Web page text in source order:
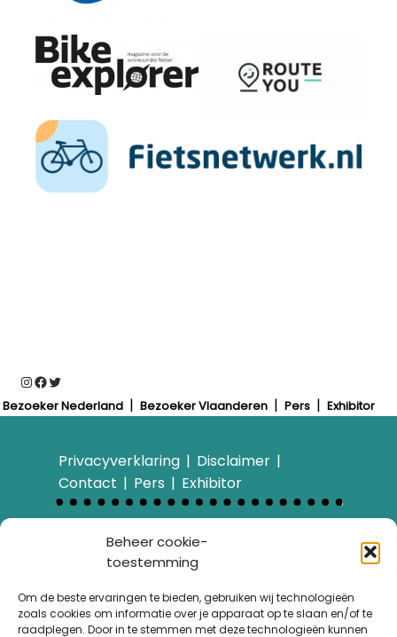
Beheer cookie-
toestemming
Om de beste ervaringen te bieden, gebruiken wij technologieën
zoals cookies om informatie over je apparaat op te slaan en/of te
raadplegen. Door in te stemmen met deze technologieën kunnen
Instagram
Facebook
Twitter
Bezoeker Nederland Bezoeker Vlaanderen Pers Exhibitor
Privacyverklaring
Disclaimer
Contact
Pers Exhibitor
E-bike Challenge
Over ons
Wandelroute van het
Jaar